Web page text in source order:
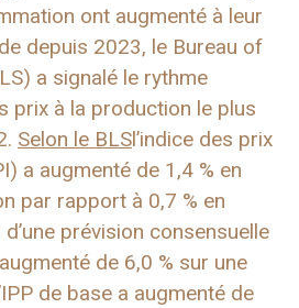
ont augmenté à leur
depuis 2023, le Bureau of
a signalé le rythme
prix à la production le plus
Selon le BLSl’indice des prix
a augmenté de 1,4 % en
par rapport à 0,7 % en
prévision consensuelle
de 6,0 % sur une
de base a augmenté de